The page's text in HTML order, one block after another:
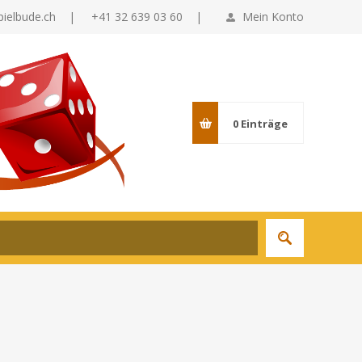
Mein Konto
| +41 32 639 03 60 |
0 Einträge